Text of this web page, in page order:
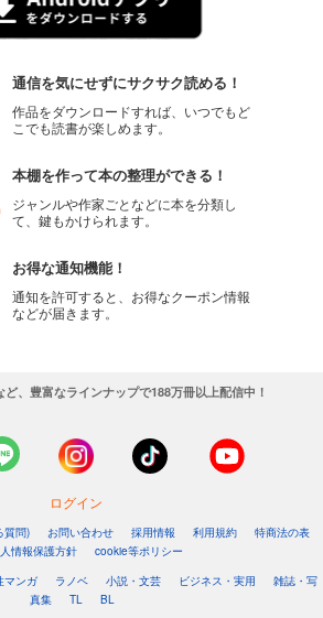
通信を気にせずにサクサク読める！
作品をダウンロードすれば、いつでもど
こでも読書が楽しめます。
本棚を作って本の整理ができる！
ジャンルや作家ごとなどに本を分類し
て、鍵もかけられます。
お得な通知機能！
通知を許可すると、お得なクーポン情報
などが届きます。
、豊富なラインナップで188万冊以上配信中！
ログイン
質問) お問い合わせ 採用情報 利用規約
特商法の表
情報保護方針
cookie等ポリシー
マンガ ラノベ 小説・文芸 ビジネス・実用
雑誌・写
真集
TL BL